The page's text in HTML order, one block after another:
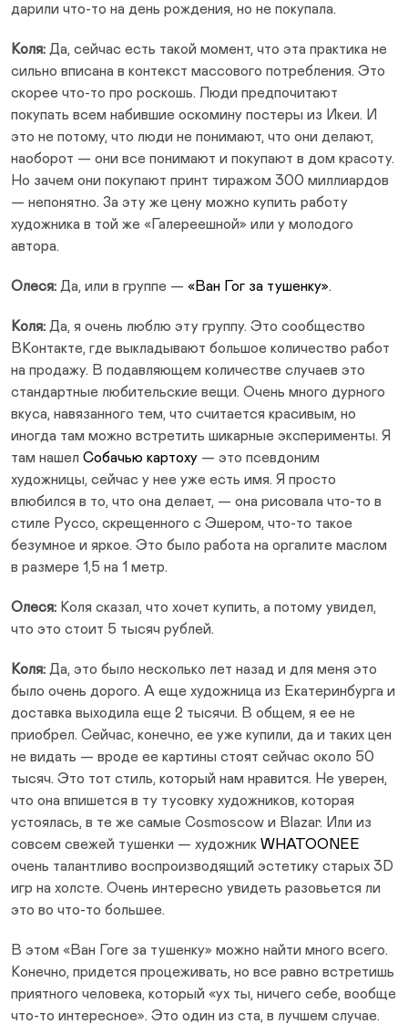
дарили что-то на день рождения, но не покупала.
Коля: Да, сейчас есть такой момент, что эта практика не
сильно вписана в контекст массового потребления. Это
скорее что-то про роскошь. Люди предпочитают
покупать всем набившие оскомину постеры из Икеи. И
это не потому, что люди не понимают, что они делают,
наоборот — они все понимают и покупают в дом красоту.
Но зачем они покупают принт тиражом 300 миллиардов
— непонятно. За эту же цену можно купить работу
художника в той же «Галереешной» или у молодого
автора.
Олеся: Да, или в группе — «Ван Гог за тушенку».
Коля: Да, я очень люблю эту группу. Это сообщество
ВКонтакте, где выкладывают большое количество работ
на продажу. В подавляющем количестве случаев это
стандартные любительские вещи. Очень много дурного
вкуса, навязанного тем, что считается красивым, но
иногда там можно встретить шикарные эксперименты. Я
там нашел Собачью картоху — это псевдоним
художницы, сейчас у нее уже есть имя. Я просто
влюбился в то, что она делает, — она рисовала что-то в
стиле Руссо, скрещенного с Эшером, что-то такое
безумное и яркое. Это было работа на оргалите маслом
в размере 1,5 на 1 метр.
Олеся: Коля сказал, что хочет купить, а потому увидел,
что это стоит 5 тысяч рублей.
Коля: Да, это было несколько лет назад и для меня это
было очень дорого. А еще художница из Екатеринбурга и
доставка выходила еще 2 тысячи. В общем, я ее не
приобрел. Сейчас, конечно, ее уже купили, да и таких цен
не видать — вроде ее картины стоят сейчас около 50
тысяч. Это тот стиль, который нам нравится. Не уверен,
что она впишется в ту тусовку художников, которая
устоялась, в те же самые Cosmoscow и Blazar. Или из
совсем свежей тушенки — художник WHATOONEE
очень талантливо воспроизводящий эстетику старых 3D
игр на холсте. Очень интересно увидеть разовьется ли
это во что-то большее.
В этом «Ван Гоге за тушенку» можно найти много всего.
Конечно, придется процеживать, но все равно встретишь
приятного человека, который «ух ты, ничего себе, вообще
что-то интересное». Это один из ста, в лучшем случае.